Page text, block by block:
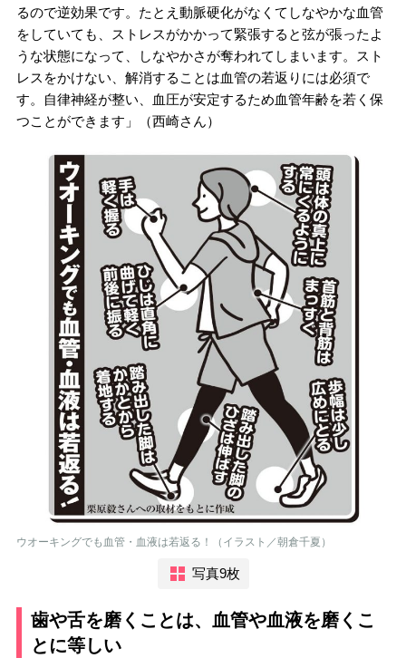
るので逆効果です。たとえ動脈硬化がなくてしなやかな血管
をしていても、ストレスがかかって緊張すると弦が張ったよ
うな状態になって、しなやかさが奪われてしまいます。スト
レスをかけない、解消することは血管の若返りには必須で
す。自律神経が整い、血圧が安定するため血管年齢を若く保
つことができます」（西崎さん）
ウオーキングでも血管・血液は若返る！（イラスト／朝倉千夏）
写真9枚
歯や舌を磨くことは、血管や血液を磨くこ
とに等しい